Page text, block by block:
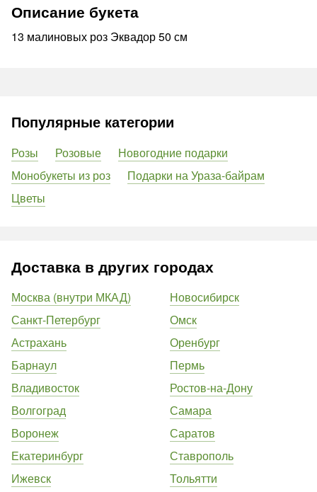
Описание букета
13 малиновых роз Эквадор 50 см
Популярные категории
Розы Розовые
Новогодние подарки
Монобукеты из роз
Подарки на Ураза-байрам
Цветы
Доставка в других городах
Москва (внутри МКАД)
Санкт-Петербург
Астрахань
Барнаул
Владивосток
Волгоград
Воронеж
Екатеринбург
Ижевск
Новосибирск
Омск
Оренбург
Пермь
Ростов-на-Дону
Самара
Саратов
Ставрополь
Тольятти